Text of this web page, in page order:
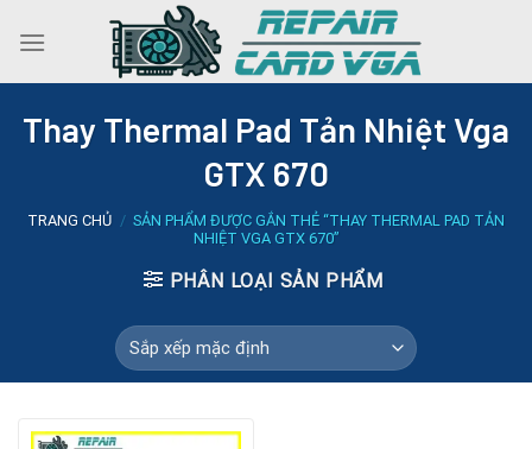
Thay Thermal Pad Tản Nhiệt Vga
GTX 670
TRANG CHỦ / SẢN PHẨM ĐƯỢC GẮN THẺ “THAY THERMAL PAD TẢN
NHIỆT VGA GTX 670”
PHÂN LOẠI SẢN PHẨM